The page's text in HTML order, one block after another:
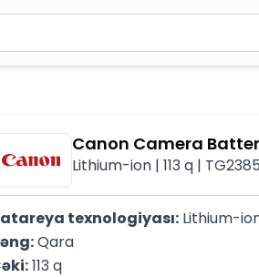
üçün Enter düyməsini
Canon Camera
Lithium-ion | 113 q | TG2385
texnologiyası: Lithium-
Qara
113 q